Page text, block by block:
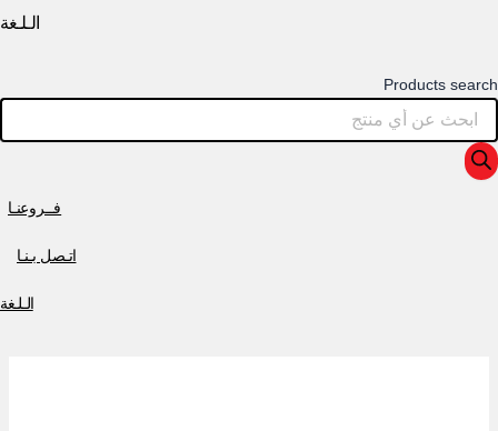
الـلـغة
Products search
فــروعنـا
اتـصل بـنـا
الـلـغة